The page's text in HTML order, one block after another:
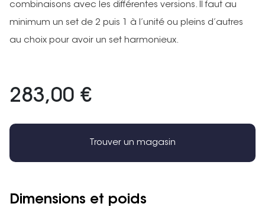
combinaisons avec les différentes versions. Il faut au
minimum un set de 2 puis 1 à l’unité ou pleins d’autres
au choix pour avoir un set harmonieux.
283,00 €
Trouver un magasin
Dimensions et poids